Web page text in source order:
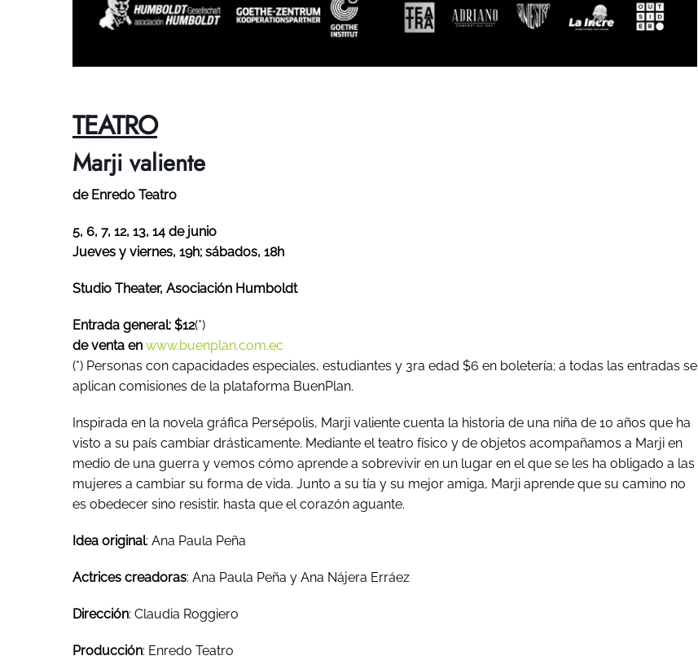
TEATRO
Marji valiente
de Enredo Teatro
5, 6, 7, 12, 13, 14 de junio
Jueves y viernes, 19h; sábados, 18h
Studio Theater, Asociación Humboldt
Entrada general: $12(*)
de venta en www.buenplan.com.ec
(*) Personas con capacidades especiales, estudiantes y 3ra edad $6 en boletería; a todas las entradas se
aplican comisiones de la plataforma BuenPlan.
Inspirada en la novela gráfica Persépolis, Marji valiente cuenta la historia de una niña de 10 años que ha
visto a su país cambiar drásticamente. Mediante el teatro físico y de objetos acompañamos a Marji en
medio de una guerra y vemos cómo aprende a sobrevivir en un lugar en el que se les ha obligado a las
mujeres a cambiar su forma de vida. Junto a su tía y su mejor amiga, Marji aprende que su camino no
es obedecer sino resistir, hasta que el corazón aguante.
Idea original: Ana Paula Peña
Actrices creadoras: Ana Paula Peña y Ana Nájera Erráez
Dirección: Claudia Roggiero
Producción: Enredo Teatro